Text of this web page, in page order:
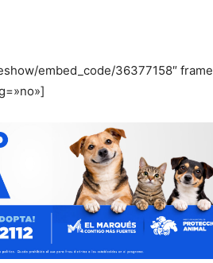
embed_code/36377158″